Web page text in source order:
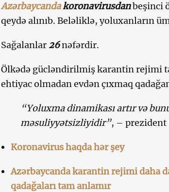
Azərbaycandakoronavirusdanbeşinci
qeydə alınıb. Beləliklə, yoluxanların
Sağalanlar26nəfərdir.
Ölkədə gücləndirilmiş karantin rejimi
ehtiyac olmadan evdən çıxmaq
“Yoluxma dinamikası artır və
məsuliyyətsizliyidir”, –
Koronavirus haqda hər şey
Azərbaycanda karantin rejimi daha
qadağaları tam anlamır